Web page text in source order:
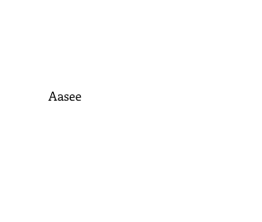
Aasee